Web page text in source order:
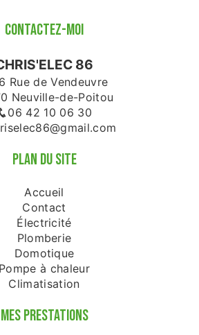
CONTACTEZ-MOI
86
Rue de Vendeuvre
Neuville-de-Poitou
06 42 10 06 30
PLAN DU SITE
Accueil
Contact
Électricité
Plomberie
Domotique
Pompe à chaleur
Climatisation
MES PRESTATIONS